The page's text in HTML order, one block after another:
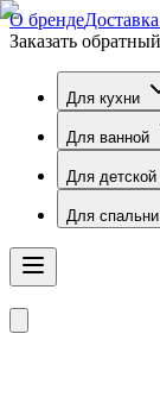
О бренде
Заказать
Для кухни
Для ванной
Для детской
Для спальни